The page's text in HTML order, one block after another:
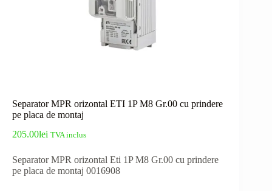
Separator MPR orizontal ETI 1P M8 Gr.00 cu prindere
pe placa de montaj
205.00lei TVA inclus
Separator MPR orizontal Eti 1P M8 Gr.00 cu prindere
pe placa de montaj 0016908